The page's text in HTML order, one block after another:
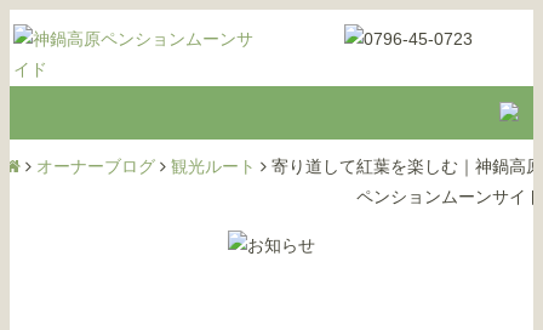
オーナーブログ 観光ルート
寄り道して紅葉を楽しむ｜神鍋高原
ペンションムーンサイド